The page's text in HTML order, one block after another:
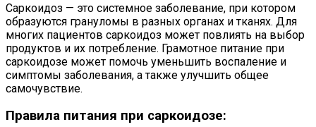
Саркоидоз — это системное заболевание, при котором
образуются грануломы в разных органах и тканях. Для
многих пациентов саркоидоз может повлиять на выбор
продуктов и их потребление. Грамотное питание при
саркоидозе может помочь уменьшить воспаление и
симптомы заболевания, а также улучшить общее
самочувствие.
Правила питания при саркоидозе: